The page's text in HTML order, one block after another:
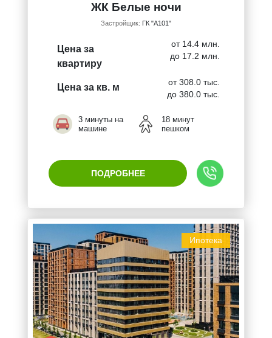
ЖК Белые ночи
Застройщик: ГК "А101"
Цена за
квартиру
от 14.4 млн.
до 17.2 млн.
Цена за кв. м
от 308.0 тыс.
до 380.0 тыс.
3 минуты на
машине
18 минут
пешком
ПОДРОБНЕЕ
Ипотека